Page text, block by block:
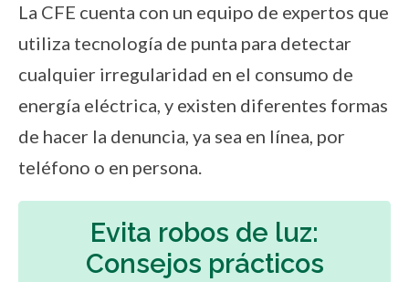
La CFE cuenta con un equipo de expertos que
utiliza tecnología de punta para detectar
cualquier irregularidad en el consumo de
energía eléctrica, y existen diferentes formas
de hacer la denuncia, ya sea en línea, por
teléfono o en persona.
Evita robos de luz:
Consejos prácticos